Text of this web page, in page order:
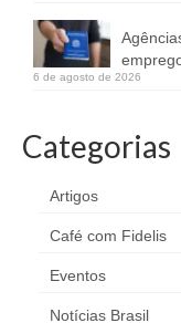
6 de agosto de 2026
Categorias
Artigos
Café com Fidelis
Eventos
Notícias Brasil